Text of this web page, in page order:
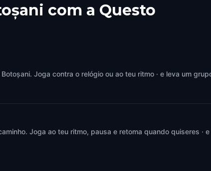
com a Questo
Joga contra o relógio ou ao teu ritmo · e leva um
Joga ao teu ritmo, pausa e retoma quando quiseres